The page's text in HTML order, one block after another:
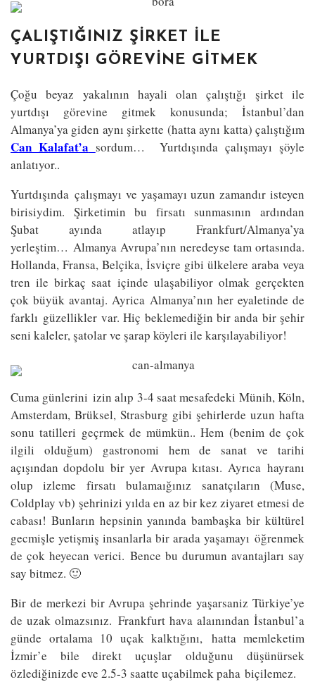
ÇALIŞTIĞINIZ ŞIRKET İLE
YURTDIŞI GÖREVINE GITMEK
Çoğu beyaz yakalının hayali olan çalıştığı şirket ile
yurtdışı görevine gitmek konusunda; İstanbul’dan
Almanya’ya giden aynı şirkette (hatta aynı katta) çalıştığım
Can Kalafat’a sordum… Yurtdışında çalışmayı şöyle
anlatıyor..
Yurtdışında çalışmayı ve yaşamayı uzun zamandır isteyen
birisiydim. Şirketimin bu firsatı sunmasının ardından
Şubat ayında atlayıp Frankfurt/Almanya’ya
yerleştim… Almanya Avrupa’nın neredeyse tam ortasında.
Hollanda, Fransa, Belçika, İsviçre gibi ülkelere araba veya
tren ile birkaç saat içinde ulaşabiliyor olmak gerçekten
çok büyük avantaj. Ayrica Almanya’nın her eyaletinde de
farklı güzellikler var. Hiç beklemediğin bir anda bir şehir
seni kaleler, şatolar ve şarap köyleri ile karşılayabiliyor!
Cuma günlerini izin alıp 3-4 saat mesafedeki Münih, Köln,
Amsterdam, Brüksel, Strasburg gibi şehirlerde uzun hafta
sonu tatilleri geçrmek de mümkün.. Hem (benim de çok
ilgili olduğum) gastronomi hem de sanat ve tarihi
açışından dopdolu bir yer Avrupa kıtası. Ayrıca hayranı
olup izleme firsatı bulamaığınız sanatçıların (Muse,
Coldplay vb) şehrinizi yılda en az bir kez ziyaret etmesi de
cabası! Bunların hepsinin yanında bambaşka bir kültürel
gecmişle yetişmiş insanlarla bir arada yaşamayı öğrenmek
de çok heyecan verici. Bence bu durumun avantajları say
say bitmez. 🙂
Bir de merkezi bir Avrupa şehrinde yaşarsaniz Türkiye’ye
de uzak olmazsınız. Frankfurt hava alaınından İstanbul’a
günde ortalama 10 uçak kalktığını, hatta memleketim
İzmir’e bile direkt uçuşlar olduğunu düşünürsek
özlediğinizde eve 2.5-3 saatte uçabilmek paha biçilemez.